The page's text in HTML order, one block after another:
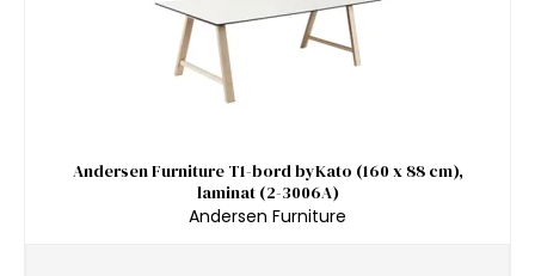
Andersen Furniture T1-bord byKato (160 x 88 cm),
laminat (2-3006A)
Andersen Furniture